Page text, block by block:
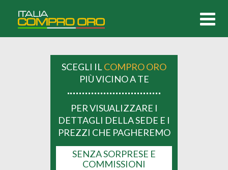
SCEGLI IL COMPRO ORO
PIÙ VICINO A TE
PER VISUALIZZARE I
DETTAGLI DELLA SEDE E I
PREZZI CHE PAGHEREMO
SENZA SORPRESE E
COMMISSIONI